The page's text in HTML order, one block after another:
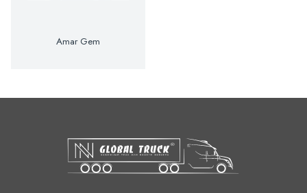
Amar Gem